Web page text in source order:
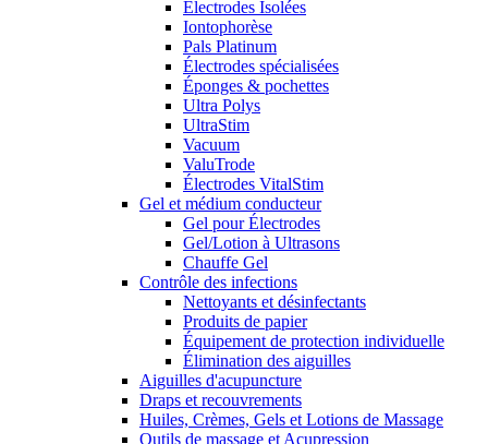
Électrodes Isolées
Iontophorèse
Pals Platinum
Électrodes spécialisées
Éponges & pochettes
Ultra Polys
UltraStim
Vacuum
ValuTrode
Électrodes VitalStim
Gel et médium conducteur
Gel pour Électrodes
Gel/Lotion à Ultrasons
Chauffe Gel
Contrôle des infections
Nettoyants et désinfectants
Produits de papier
Équipement de protection individuelle
Élimination des aiguilles
Aiguilles d'acupuncture
Draps et recouvrements
Huiles, Crèmes, Gels et Lotions de Massage
Outils de massage et Acupression